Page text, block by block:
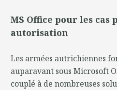
MS Office pour les
autorisation
Les armées autrichiennes
auparavant sous Microsoft
couplé à de nombreuses